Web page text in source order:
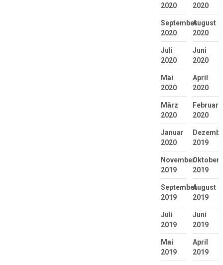
2020
2020
September
2020
August
2020
Juli
2020
Juni
2020
Mai
2020
April
2020
März
2020
Februar
2020
Januar
2020
2019
November
2019
Oktober
2019
September
2019
August
2019
Juli
2019
Juni
2019
Mai
2019
April
2019